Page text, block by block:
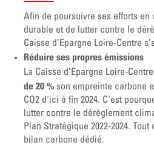
Afin de poursuivre ses efforts en
durable et de lutter contre le
Caisse d’Epargne Loire-Centre
Réduire ses propres émissions
La Caisse d’Epargne Loire-
de 20 % son empreinte carbone
CO2 d'ici à fin 2024. C'est
lutter contre le dérèglement
Plan Stratégique 2022-2024.
bilan carbone dédié.